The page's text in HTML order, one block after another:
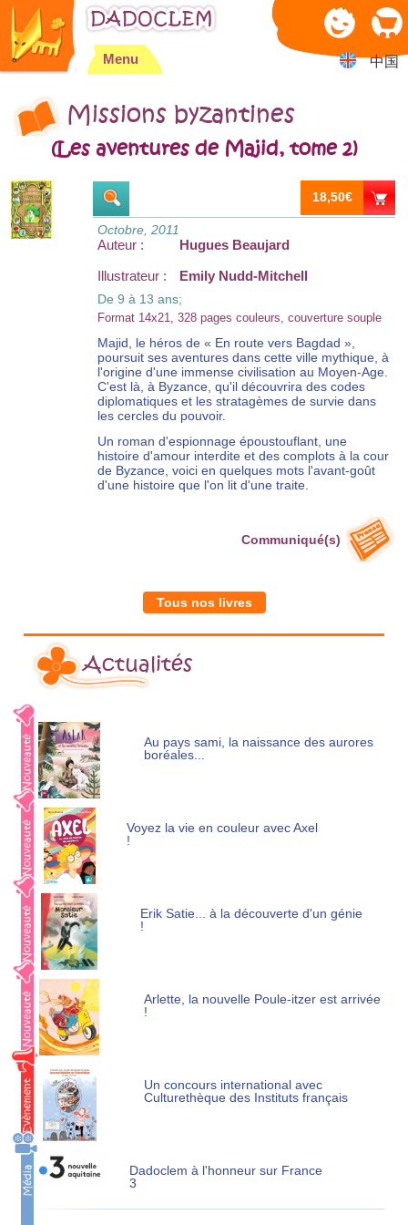
Jump to navigation
Menu 中国
Missions byzantines
(Les aventures de Majid, tome 2)
18,50€
Octobre, 2011
Auteur :
Hugues Beaujard
Illustrateur :
Emily Nudd-Mitchell
De 9 à 13 ans;
Format 14x21, 328 pages couleurs, couverture souple
Majid, le héros de « En route vers Bagdad »,
poursuit ses aventures dans cette ville mythique, à
l'origine d'une immense civilisation au Moyen-Age.
C'est là, à Byzance, qu'il découvrira des codes
diplomatiques et les stratagèmes de survie dans
les cercles du pouvoir.
Un roman d'espionnage époustouflant, une
histoire d'amour interdite et des complots à la cour
de Byzance, voici en quelques mots l'avant-goût
d'une histoire que l'on lit d'une traite.
Communiqué(s)
Tous nos livres
Actualités
Au pays sami, la naissance des aurores
boréales...
Voyez la vie en couleur avec Axel
!
Erik Satie... à la découverte d'un génie
!
Arlette, la nouvelle Poule-itzer est arrivée
!
Un concours international avec
Culturethèque des Instituts français
Dadoclem à l'honneur sur France
3